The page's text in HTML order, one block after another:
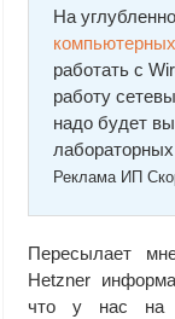
На
работать с
работу
надо будет
Реклама ИП
Пересылает
Hetzner
что у нас на